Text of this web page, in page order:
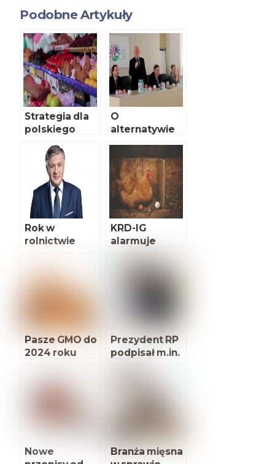
Podobne Artykuły
Strategia dla
polskiego
rolnictwa
O
alternatywie
dla
importowane
go białka GMO
Rok w
rolnictwie
KRD-IG
alarmuje
Pasze GMO do
2024 roku
Prezydent RP
podpisał m.in.
Nowe
Branża mięsna